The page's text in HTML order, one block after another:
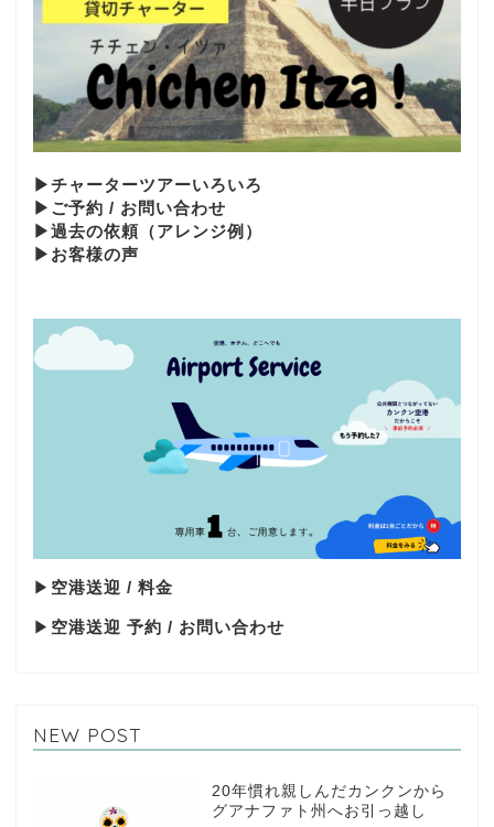
▶︎チャーターツアーいろいろ
▶︎ご予約 / お問い合わせ
▶︎過去の依頼（アレンジ例）
▶お客様の声
▶ 空港送迎 / 料金
▶ 空港送迎 予約 / お問い合わせ
NEW POST
20年慣れ親しんだカンクンから
グアナファト州へお引っ越し